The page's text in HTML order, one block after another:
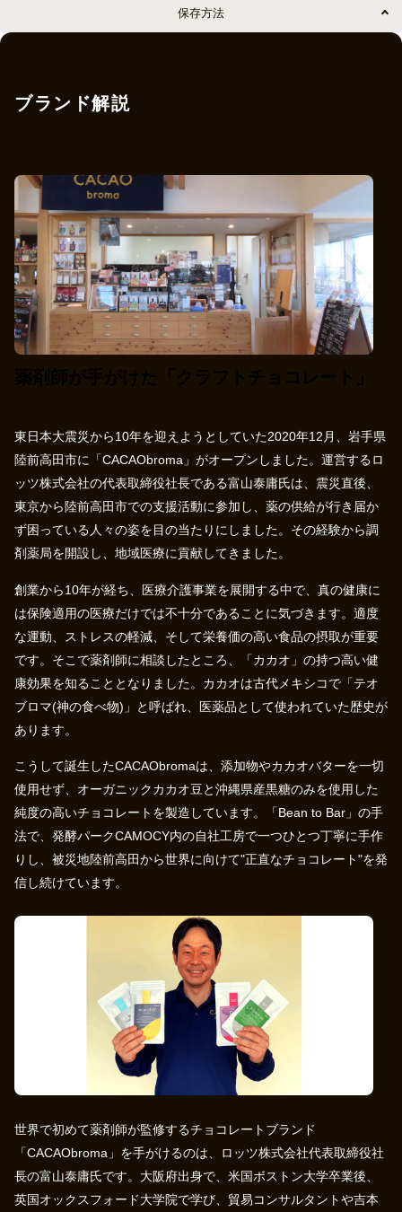
保存方法
ブランド解説
東日本大震災から10年を迎えようとしていた2020年12月、岩手県
陸前高田市に「CACAObroma」がオープンしました。運営するロ
ッツ株式会社の代表取締役社長である富山泰庸氏は、震災直後、
東京から陸前高田市での支援活動に参加し、薬の供給が行き届か
ず困っている人々の姿を目の当たりにしました。その経験から調
剤薬局を開設し、地域医療に貢献してきました。
創業から10年が経ち、医療介護事業を展開する中で、真の健康に
は保険適用の医療だけでは不十分であることに気づきます。適度
な運動、ストレスの軽減、そして栄養価の高い食品の摂取が重要
です。そこで薬剤師に相談したところ、「カカオ」の持つ高い健
康効果を知ることとなりました。カカオは古代メキシコで「テオ
ブロマ(神の食べ物)」と呼ばれ、医薬品として使われていた歴史が
あります。
こうして誕生したCACAObromaは、添加物やカカオバターを一切
使用せず、オーガニックカカオ豆と沖縄県産黒糖のみを使用した
純度の高いチョコレートを製造しています。「Bean to Bar」の手
法で、発酵パークCAMOCY内の自社工房で一つひとつ丁寧に手作
りし、被災地陸前高田から世界に向けて"正直なチョコレート"を発
信し続けています。
世界で初めて薬剤師が監修するチョコレートブランド
「CACAObroma」を手がけるのは、ロッツ株式会社代表取締役社
長の富山泰庸氏です。大阪府出身で、米国ボストン大学卒業後、
英国オックスフォード大学院で学び、貿易コンサルタントや吉本